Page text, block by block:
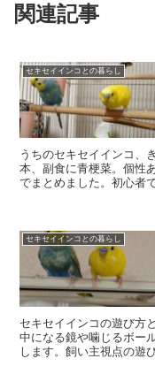
関連記事
セキセイインコとの暮らし
うちのセキセイインコ、
本、副食に青梗菜。個性
でまとめました。初心者
セキセイインコとの暮らし
セキセイインコの遊び方
中になる鏡や噛じるボー
します。飼い主視点の遊